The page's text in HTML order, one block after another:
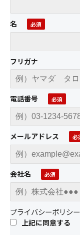
名
フリガナ
電話番号
メールアドレス
会社名
プライバシーポリシー
上記に同意する